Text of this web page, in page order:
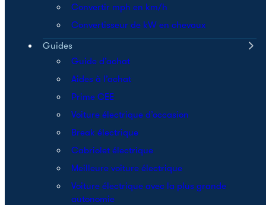
Convertir mph en km/h
Convertisseur de kW en chevaux
Guides
Guide d’achat
Aides à l’achat
Prime CEE
Voiture électrique d’occasion
Break électrique
Cabriolet électrique
Meilleure voiture électrique
Voiture électrique avec la plus grande
autonomie